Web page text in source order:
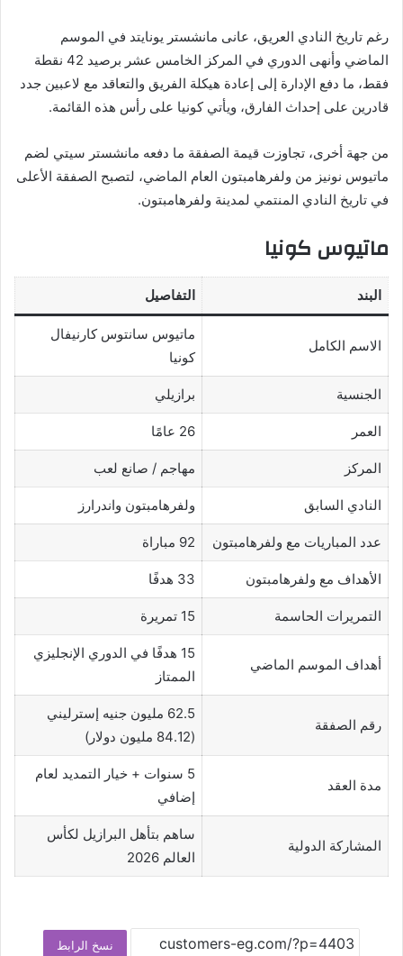
رغم تاريخ النادي العريق، عانى مانشستر يونايتد في الموسم
الماضي وأنهى الدوري في المركز الخامس عشر برصيد 42 نقطة
فقط، ما دفع الإدارة إلى إعادة هيكلة الفريق والتعاقد مع لاعبين جدد
قادرين على إحداث الفارق، ويأتي كونيا على رأس هذه القائمة.
من جهة أخرى، تجاوزت قيمة الصفقة ما دفعه مانشستر سيتي لضم
ماتيوس نونيز من ولفرهامبتون العام الماضي، لتصبح الصفقة الأعلى
في تاريخ النادي المنتمي لمدينة ولفرهامبتون.
ماتيوس كونيا
البند التفاصيل
الاسم الكامل
ماتيوس سانتوس كارنيفال
كونيا
الجنسية برازيلي
العمر 26 عامًا
المركز مهاجم / صانع لعب
النادي السابق ولفرهامبتون واندرارز
عدد المباريات مع ولفرهامبتون 92 مباراة
الأهداف مع ولفرهامبتون 33 هدفًا
التمريرات الحاسمة 15 تمريرة
أهداف الموسم الماضي
15 هدفًا في الدوري الإنجليزي
الممتاز
رقم الصفقة
62.5 مليون جنيه إسترليني
(84.12 مليون دولار)
مدة العقد
5 سنوات + خيار التمديد لعام
إضافي
المشاركة الدولية
ساهم بتأهل البرازيل لكأس
العالم 2026
نسخ الرابط